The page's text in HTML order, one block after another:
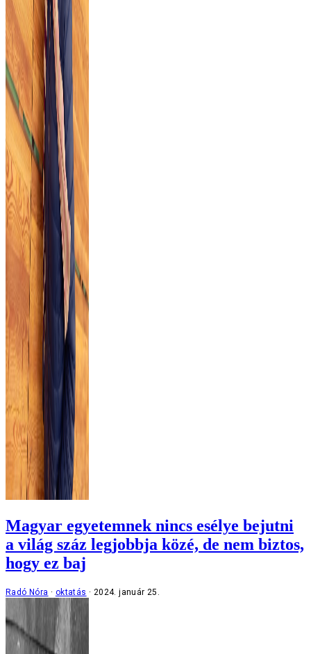
Magyar egyetemnek nincs esélye bejutni
a világ száz legjobbja közé, de nem biztos,
hogy ez baj
Radó Nóra oktatás 2024. január 25.